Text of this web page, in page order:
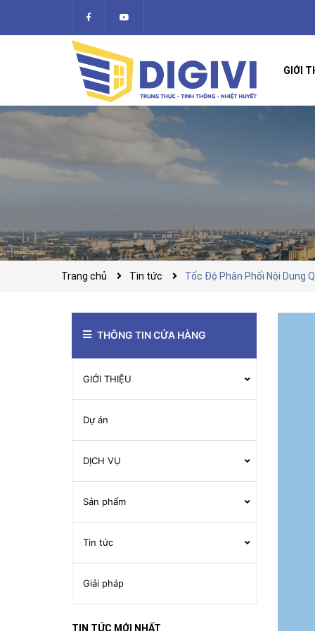
GIỚI
Trang chủ Tin tức Tốc Độ Phân Phối Nội Dung
THÔNG TIN CỬA HÀNG
GIỚI THIỆU
Dự án
DỊCH VỤ
Sản phẩm
Tin tức
Giải pháp
TIN TỨC MỚI NHẤT